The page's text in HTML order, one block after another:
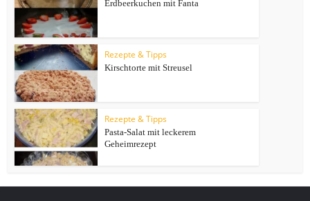
Erdbeerkuchen mit Fanta
Rezepte & Tipps
Kirschtorte mit Streusel
Rezepte & Tipps
Pasta-Salat mit leckerem
Geheimrezept